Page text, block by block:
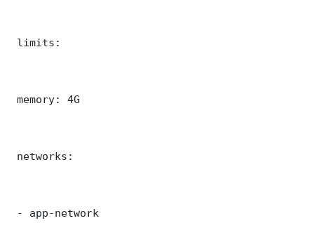
limits:
memory: 4G
networks:
- app-network